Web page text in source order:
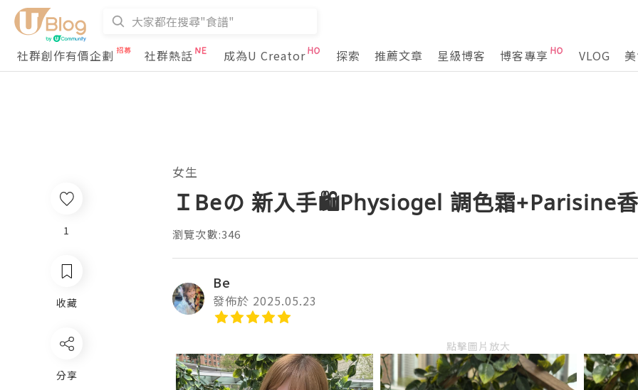
社群創作有價企劃 社群熱話 成為U Creator 探索 推薦文章 星級博客 博客專享 VLOG
女生
ＩBeの 新入手🛍Physiogel 調色霜+Parisine
瀏覽次數:346
Be
發佈於 2025.05.23
點擊圖片放大
1
收藏
分享